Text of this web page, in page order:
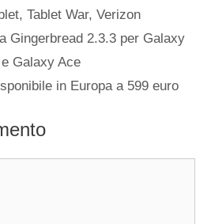
,Tablet War,Verizon
Gingerbread 2.3.3 per Galaxy
Galaxy Ace
in Europa a 599 euro